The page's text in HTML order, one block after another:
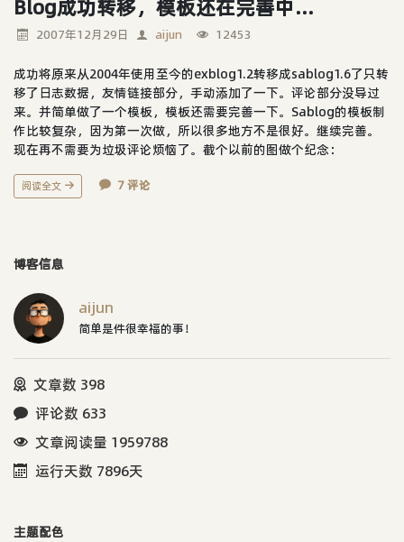
Blog成功转移，模板还在完善中...
2007年12月29日 aijun 12453
成功将原来从2004年使用至今的exblog1.2转移成sablog1.6了只转
移了日志数据，友情链接部分，手动添加了一下。评论部分没导过
来。并简单做了一个模板，模板还需要完善一下。Sablog的模板制
作比较复杂，因为第一次做，所以很多地方不是很好。继续完善。
现在再不需要为垃圾评论烦恼了。截个以前的图做个纪念：
阅读全文 7 评论
博客信息
aijun
简单是件很幸福的事！
文章数 398
评论数 633
文章阅读量 1959788
运行天数 7896天
主题配色